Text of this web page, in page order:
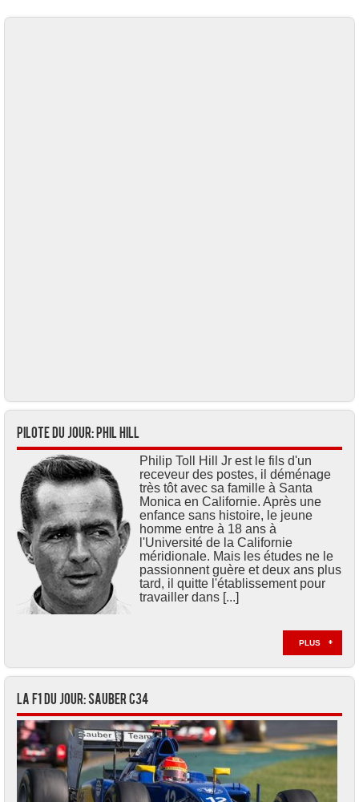
Pilote du jour: Phil HILL
Philip Toll Hill Jr est le fils d'un
receveur des postes, il déménage
très tôt avec sa famille à Santa
Monica en Californie. Après une
enfance sans histoire, le jeune
homme entre à 18 ans à
l'Université de la Californie
méridionale. Mais les études ne le
passionnent guère et deux ans plus
tard, il quitte l'établissement pour
travailler dans [...]
PLUS
La F1 du jour: Sauber C34